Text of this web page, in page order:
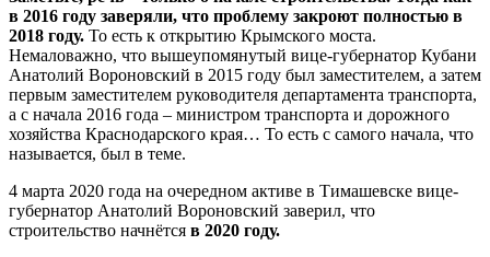
в 2016 году заверяли, что проблему закроют полностью в
2018 году. То есть к открытию Крымского моста.
Немаловажно, что вышеупомянутый вице-губернатор Кубани
Анатолий Вороновский в 2015 году был заместителем, а затем
первым заместителем руководителя департамента транспорта,
а с начала 2016 года – министром транспорта и дорожного
хозяйства Краснодарского края… То есть с самого начала, что
называется, был в теме.
4 марта 2020 года на очередном активе в Тимашевске вице-
губернатор Анатолий Вороновский заверил, что
строительство начнётся в 2020 году.